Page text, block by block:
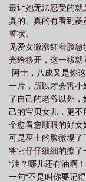
最让她无法忍受的就
真的、真的有看到菱
誓状。
见爱女微涨红着脸
光给移开，这一移就
“阿士，八成又是你
一片，所以才会害小
了自己的老爷以外
己的宝贝女儿，更
个愈看愈顺眼的好女
可是巫士的脸微塌了
将它仔仔细细的擦了
“油？哪儿还有油啊
一句“不是叫你要记